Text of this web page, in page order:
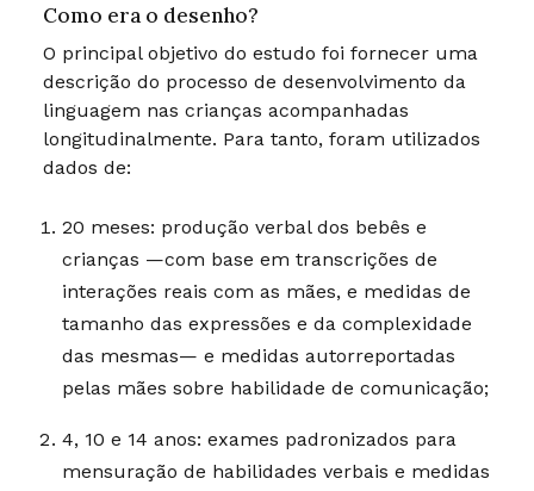
Como era o desenho?
O principal objetivo do estudo foi fornecer uma
descrição do processo de desenvolvimento da
linguagem nas crianças acompanhadas
longitudinalmente. Para tanto, foram utilizados
dados de:
20 meses: produção verbal dos bebês e
crianças —com base em transcrições de
interações reais com as mães, e medidas de
tamanho das expressões e da complexidade
das mesmas— e medidas autorreportadas
pelas mães sobre habilidade de comunicação;
4, 10 e 14 anos: exames padronizados para
mensuração de habilidades verbais e medidas